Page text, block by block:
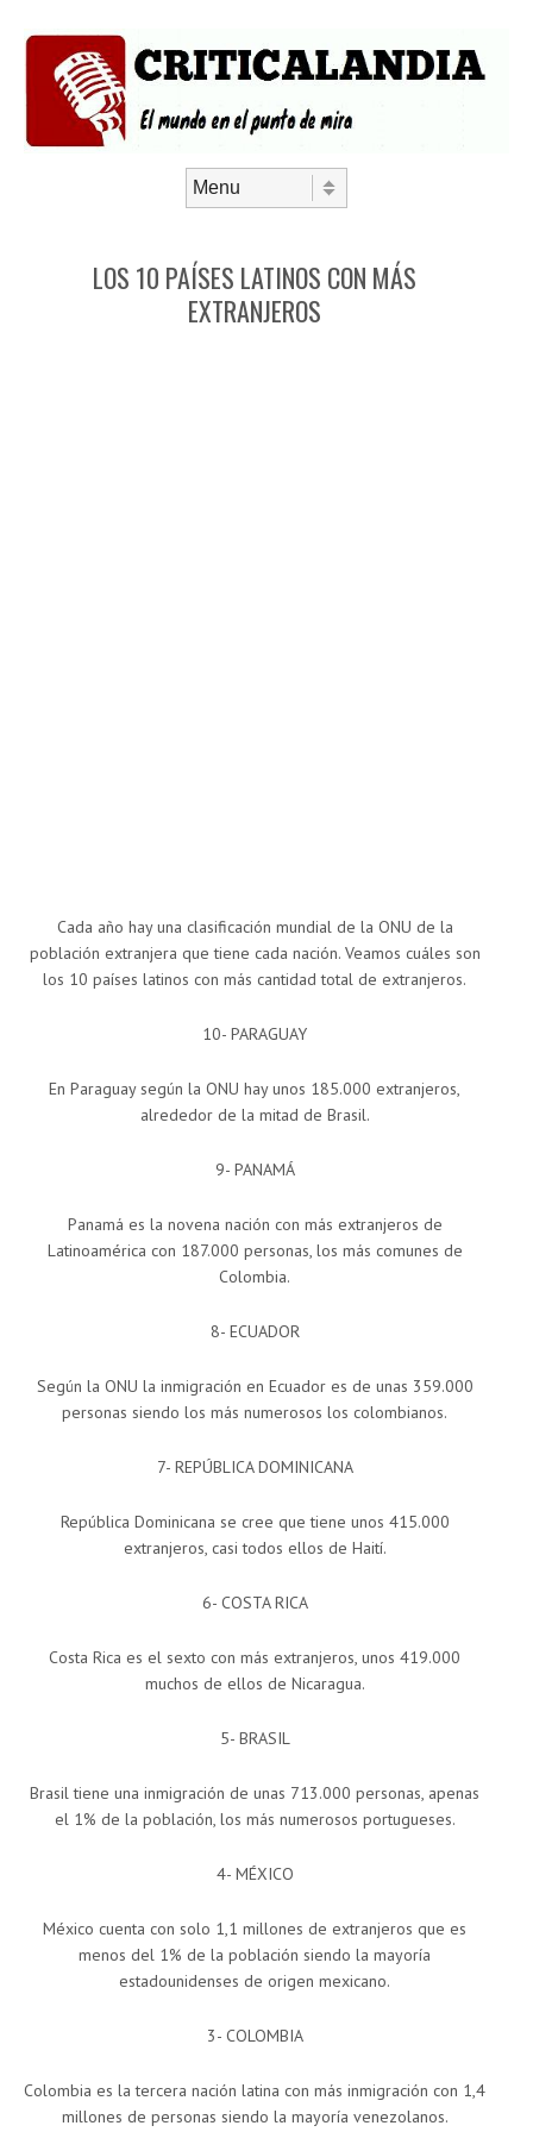
LOS 10 PAÍSES LATINOS CON MÁS
EXTRANJEROS
Cada año hay una clasificación mundial de la ONU de la
población extranjera que tiene cada nación. Veamos cuáles son
los 10 países latinos con más cantidad total de extranjeros.
10- PARAGUAY
En Paraguay según la ONU hay unos 185.000 extranjeros,
alrededor de la mitad de Brasil.
9- PANAMÁ
Panamá es la novena nación con más extranjeros de
Latinoamérica con 187.000 personas, los más comunes de
Colombia.
8- ECUADOR
Según la ONU la inmigración en Ecuador es de unas 359.000
personas siendo los más numerosos los colombianos.
7- REPÚBLICA DOMINICANA
República Dominicana se cree que tiene unos 415.000
extranjeros, casi todos ellos de Haití.
6- COSTA RICA
Costa Rica es el sexto con más extranjeros, unos 419.000
muchos de ellos de Nicaragua.
5- BRASIL
Brasil tiene una inmigración de unas 713.000 personas, apenas
el 1% de la población, los más numerosos portugueses.
4- MÉXICO
México cuenta con solo 1,1 millones de extranjeros que es
menos del 1% de la población siendo la mayoría
estadounidenses de origen mexicano.
3- COLOMBIA
Colombia es la tercera nación latina con más inmigración con 1,4
millones de personas siendo la mayoría venezolanos.